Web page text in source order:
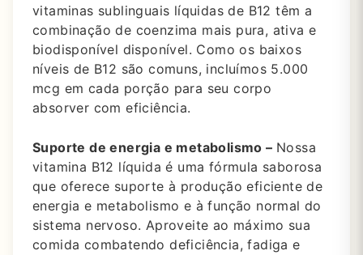
vitaminas sublinguais líquidas de B12 têm a
combinação de coenzima mais pura, ativa e
biodisponível disponível. Como os baixos
níveis de B12 são comuns, incluímos 5.000
mcg em cada porção para seu corpo
absorver com eficiência.
Suporte de energia e metabolismo – Nossa
vitamina B12 líquida é uma fórmula saborosa
que oferece suporte à produção eficiente de
energia e metabolismo e à função normal do
sistema nervoso. Aproveite ao máximo sua
comida combatendo deficiência, fadiga e